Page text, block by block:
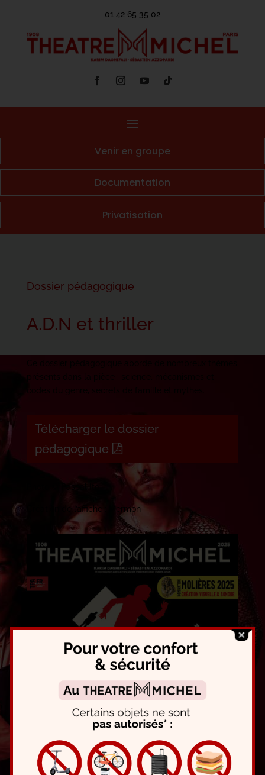
01 42 65 35 02
Venir en groupe
Documentation
Privatisation
Dossier pédagogique
A.D.N et thriller
Télécharger le dossier
pédagogique
Création de l’affiche : Mermon